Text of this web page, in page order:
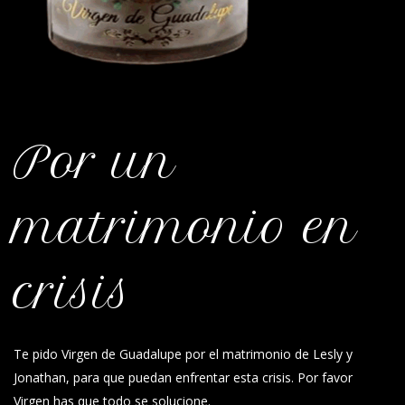
Por un
matrimonio en
crisis
Te pido Virgen de Guadalupe por el matrimonio de Lesly y
Jonathan, para que puedan enfrentar esta crisis. Por favor
Virgen has que todo se solucione.